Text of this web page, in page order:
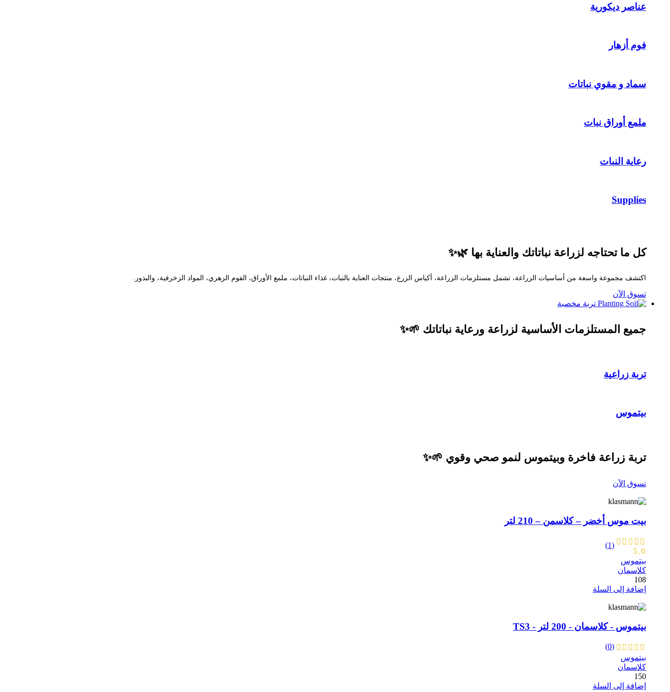
عناصر ديكورية
فوم أزهار
سماد و مقوي نباتات
ملمع أوراق نبات
رعاية النبات
Supplies
كل ما تحتاجه لزراعة نباتاتك والعناية بها 🌿✨
اكتشف مجموعة واسعة من أساسيات الزراعة، تشمل مستلزمات الزراعة، أكياس الزرع، منتجات العناية بالنبات، غذاء النباتات، ملمع الأوراق، الفوم الزهري، المواد الزخرفية، والبذور.
تسوق الآن
تربة مخصبة
جميع المستلزمات الأساسية لزراعة ورعاية نباتاتك 🌱✨
تربة زراعية
بيتموس
تربة زراعة فاخرة وبيتموس لنمو صحي وقوي 🌱✨
تسوق الآن
بيت موس أخضر – كلاسمن – 210 لتر
5.0
(1)
بيتموس
كلاسمان
108
إضافة إلى السلة
بيتموس - كلاسمان - 200 لتر - TS3
(0)
بيتموس
كلاسمان
150
إضافة إلى السلة